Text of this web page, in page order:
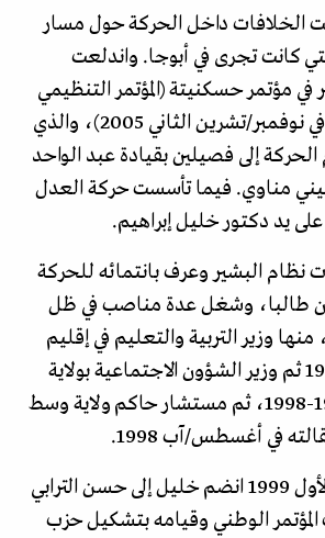
2005، دبت الخلافات داخل الحركة حول مسار
كانت تجرى في أبوجا. واندلعت
مؤتمر حسكنيتة (المؤتمر التنظيمي
للحركة الذي انعقد في نوفمبر/تشرين الثاني 2005)، والذي
الحركة إلى فصيلين بقيادة عبد الواحد
ميني مناوي. فيما تأسست حركة العدل
نظام البشير وعرف بانتمائه للحركة
طالبا، وشغل عدة مناصب في ظل
منها وزير التربية والتعليم في إقليم
دارفور بين 1991-1994 ثم وزير الشؤون الاجتماعية بولاية
النيل الأزرق بين 1997-1998، ثم مستشار حاكم ولاية وسط
في أغسطس/آب 1998.
وفي ديسمبر/كانون الأول 1999 انضم خليل إلى حسن الترابي
الوطني وقيامه بتشكيل حزب